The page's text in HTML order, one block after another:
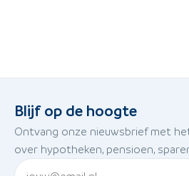
Blijf op de hoogte
Ontvang onze nieuwsbrief met
over hypotheken, pensioen,